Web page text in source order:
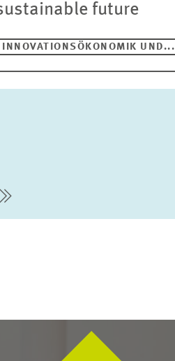
future
INNOVATIONSÖKONOMIK UND...
Seite
letzte Seite